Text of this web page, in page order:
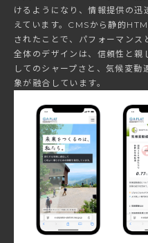
けるようになり、情報提供の
えています。CMSから静的
されたことで、パフォーマンス
全体のデザインは、信頼性と親
してのシャープさと、気候変
象が融合しています。